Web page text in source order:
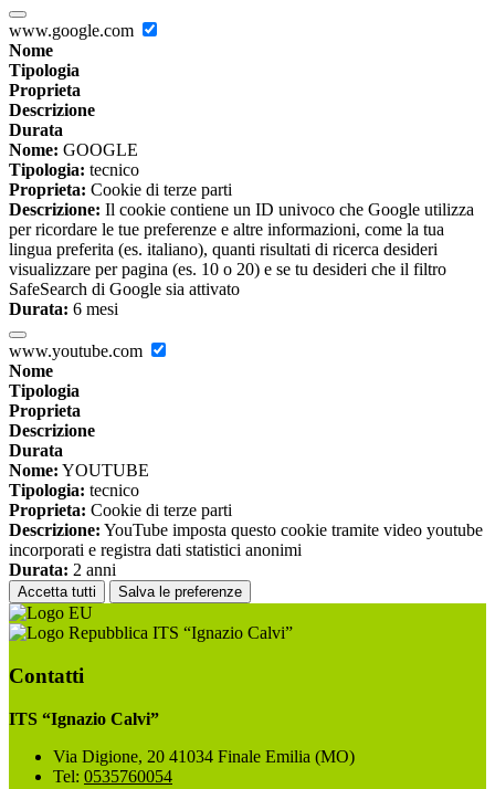
www.google.com
Nome
Tipologia
Proprieta
Descrizione
Durata
Nome: GOOGLE
Tipologia: tecnico
Proprieta: Cookie di terze parti
Descrizione: Il cookie contiene un ID univoco che Google utilizza
per ricordare le tue preferenze e altre informazioni, come la tua
lingua preferita (es. italiano), quanti risultati di ricerca desideri
visualizzare per pagina (es. 10 o 20) e se tu desideri che il filtro
SafeSearch di Google sia attivato
Durata: 6 mesi
www.youtube.com
Nome
Tipologia
Proprieta
Descrizione
Durata
Nome: YOUTUBE
Tipologia: tecnico
Proprieta: Cookie di terze parti
Descrizione: YouTube imposta questo cookie tramite video youtube
incorporati e registra dati statistici anonimi
Durata: 2 anni
Accetta tutti Salva le preferenze
ITS “Ignazio Calvi”
Contatti
ITS “Ignazio Calvi”
Via Digione, 20 41034 Finale Emilia (MO)
Tel: 0535760054